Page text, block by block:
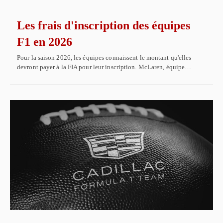
Les frais d'inscription des équipes
F1 en 2026
Pour la saison 2026, les équipes connaissent le montant qu'elles
devront payer à la FIA pour leur inscription. McLaren, équipe…